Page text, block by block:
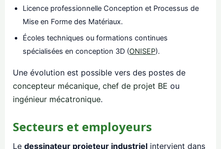
Licence professionnelle Conception et Processus de
Mise en Forme des Matériaux.
Écoles techniques ou formations continues
spécialisées en conception 3D (ONISEP).
Une évolution est possible vers des postes de
concepteur mécanique, chef de projet BE ou
ingénieur mécatronique.
Secteurs et employeurs
Le dessinateur projeteur industriel intervient dans